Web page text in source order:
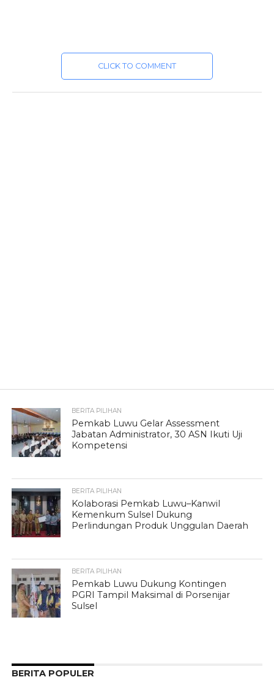
CLICK TO COMMENT
BERITA PILIHAN
Pemkab Luwu Gelar Assessment
Jabatan Administrator, 30 ASN Ikuti Uji
Kompetensi
BERITA PILIHAN
Kolaborasi Pemkab Luwu–Kanwil
Kemenkum Sulsel Dukung
Perlindungan Produk Unggulan Daerah
BERITA PILIHAN
Pemkab Luwu Dukung Kontingen
PGRI Tampil Maksimal di Porsenijar
Sulsel
BERITA POPULER